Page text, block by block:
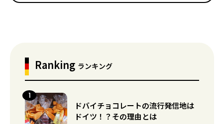
Ranking ランキング
ドバイチョコレートの流行発信地は
ドイツ！？その理由とは